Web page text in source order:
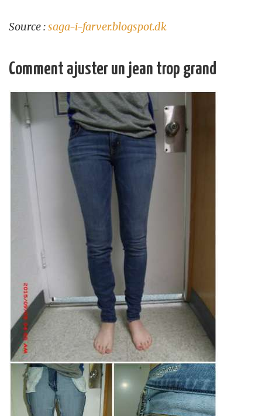
Source :saga-i-farver.blogspot.dk
Comment ajuster un jean trop grand